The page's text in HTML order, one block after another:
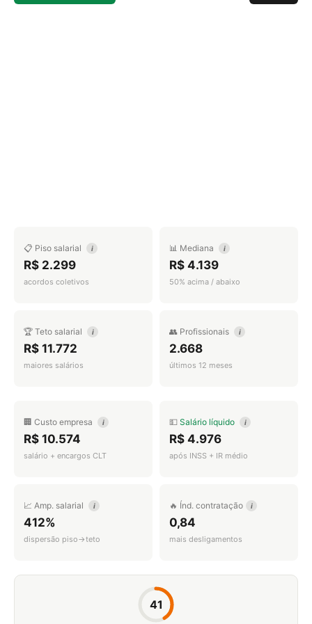
📋 Piso salarial i
R$ 2.299
acordos coletivos
📊 Mediana i
R$ 4.139
50% acima / abaixo
🏆 Teto salarial i
R$ 11.772
maiores salários
👥 Profissionais i
2.668
últimos 12 meses
🏢 Custo empresa i
R$ 10.574
salário + encargos CLT
💵 Salário líquido i
R$ 4.976
após INSS + IR médio
📈 Amp. salarial i
412%
dispersão piso→teto
🔥 Índ. contratação i
0,84
mais desligamentos
41